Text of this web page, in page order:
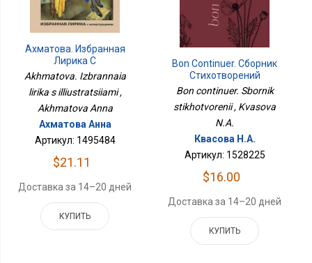
Ахматова. Избранная
Лирика С
Иллюстрациями
Akhmatova. Izbrannaia
lirika s illiustratsiiami ,
Akhmatova Anna
Ахматова Анна
Артикул: 1495484
$21.11
Доставка за 14–20 дней
КУПИТЬ
Bon Continuer. Сборник
Стихотворений
Bon continuer. Sbornik
stikhotvorenii , Kvasova
N.A.
Квасова Н.А.
Артикул: 1528225
$16.00
Доставка за 14–20 дней
КУПИТЬ